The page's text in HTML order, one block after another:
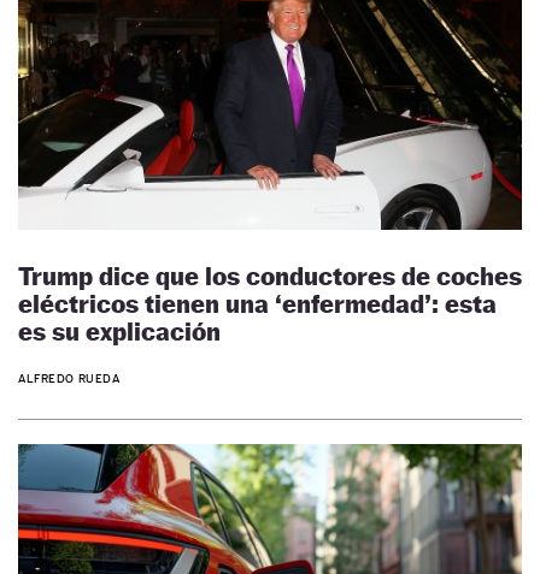
Trump dice que los conductores de coches
eléctricos tienen una ‘enfermedad’: esta
es su explicación
ALFREDO RUEDA